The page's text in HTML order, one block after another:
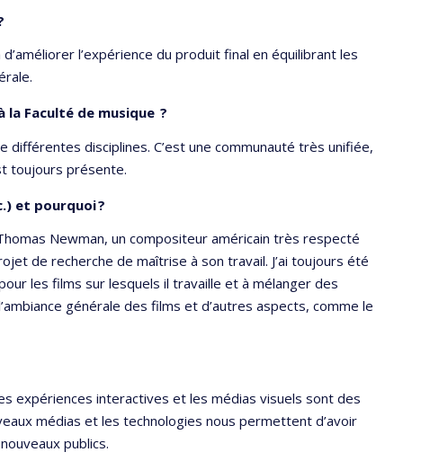
l’expérience du produit final en équilibrant les
la Faculté de musique ?
disciplines. C’est une communauté très unifiée,
toujours présente.
et pourquoi ?
Newman, un compositeur américain très respecté
de recherche de maîtrise à son travail. J’ai toujours été
les films sur lesquels il travaille et à mélanger des
générale des films et d’autres aspects, comme le
expériences interactives et les médias visuels sont des
médias et les technologies nous permettent d’avoir
publics.